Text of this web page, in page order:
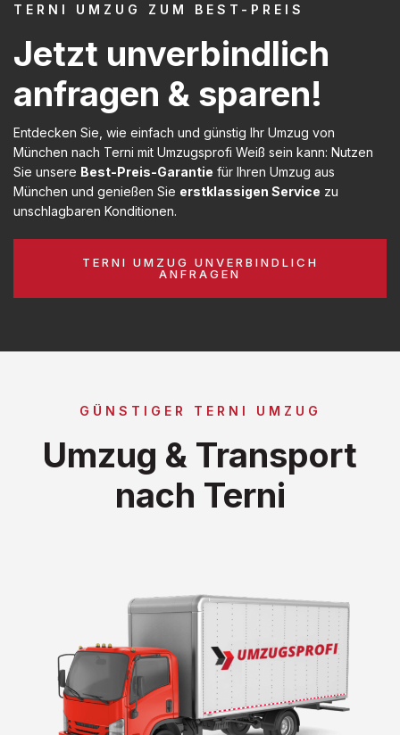
TERNI UMZUG ZUM BEST-PREIS
Jetzt unverbindlich
anfragen & sparen!
Entdecken Sie, wie einfach und günstig Ihr Umzug von
München nach Terni mit Umzugsprofi Weiß sein kann: Nutzen
Sie unsere Best-Preis-Garantie für Ihren Umzug aus
München und genießen Sie erstklassigen Service zu
unschlagbaren Konditionen.
TERNI UMZUG UNVERBINDLICH
ANFRAGEN
GÜNSTIGER TERNI UMZUG
Umzug & Transport
nach Terni